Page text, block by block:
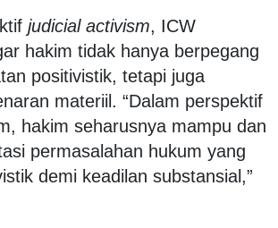
judicial activism, ICW
hakim tidak hanya berpegang
positivistik, tetapi juga
materiil. “Dalam perspektif
hakim seharusnya mampu dan
permasalahan hukum yang
demi keadilan substansial,”